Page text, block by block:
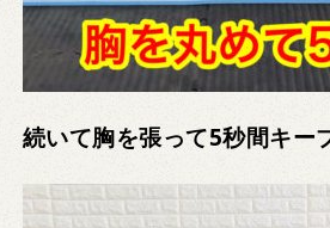
続いて胸を張って5秒間キー